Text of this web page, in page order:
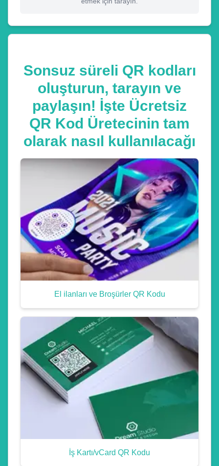
Sonsuz süreli QR kodları
oluşturun, tarayın ve
paylaşın! İşte Ücretsiz
QR Kod Üretecinin tam
olarak nasıl kullanılacağı
El ilanları ve Broşürler QR Kodu
İş Kartı/vCard QR Kodu